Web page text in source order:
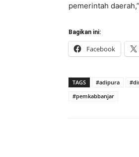
pemerintah
Bagikan ini:
Facebook
TAGS #adipura
#pemkabbanjar